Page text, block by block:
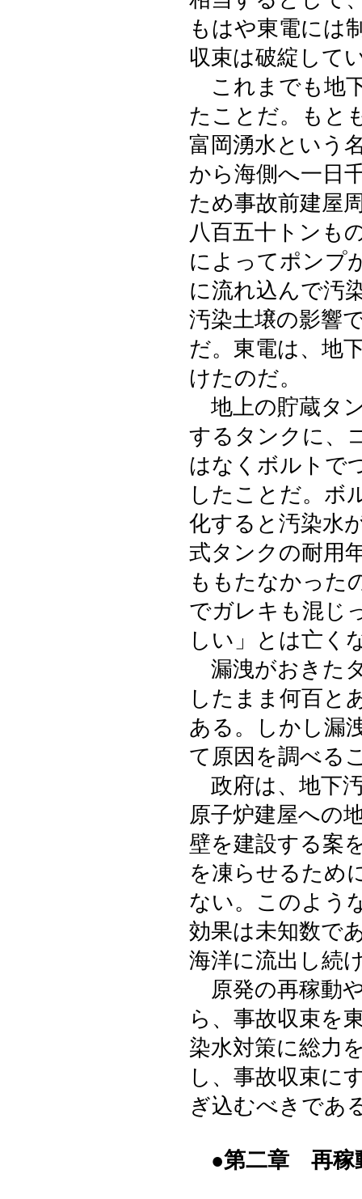
もはや東電には
収束は破綻して
これまでも地
たことだ。もと
富岡湧水という
から海側へ一日
ため事故前建屋
八百五十トンも
によってポンプ
に流れ込んで汚
汚染土壌の影響
だ。東電は、地
けたのだ。
地上の貯蔵タ
するタンクに、
はなくボルトで
したことだ。ボ
化すると汚染水
式タンクの耐用
ももたなかった
でガレキも混じ
しい」とは亡く
漏洩がおきた
したまま何百と
ある。しかし漏
て原因を調べる
政府は、地下
原子炉建屋への
壁を建設する案
を凍らせるため
ない。このよう
効果は未知数で
海洋に流出し続
原発の再稼動
ら、事故収束を
染水対策に総力
し、事故収束に
ぎ込むべきであ
●第二章 再稼